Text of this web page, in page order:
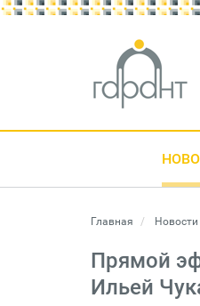
Главная Новости
Прямой
Ильей